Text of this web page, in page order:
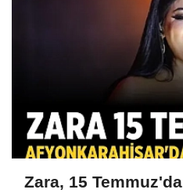
Zara, 15 Temmuz'da